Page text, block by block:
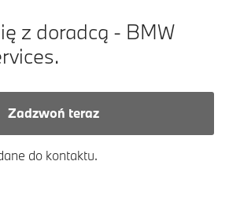
z doradcą - BMW
Zadzwoń teraz
do kontaktu.